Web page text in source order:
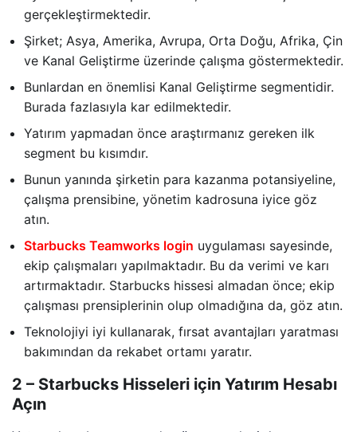
gerçekleştirmektedir.
Şirket; Asya, Amerika, Avrupa, Orta Doğu, Afrika, Çin
ve Kanal Geliştirme üzerinde çalışma göstermektedir.
Bunlardan en önemlisi Kanal Geliştirme segmentidir.
Burada fazlasıyla kar edilmektedir.
Yatırım yapmadan önce araştırmanız gereken ilk
segment bu kısımdır.
Bunun yanında şirketin para kazanma potansiyeline,
çalışma prensibine, yönetim kadrosuna iyice göz
atın.
Starbucks Teamworks login uygulaması sayesinde,
ekip çalışmaları yapılmaktadır. Bu da verimi ve karı
artırmaktadır. Starbucks hissesi almadan önce; ekip
çalışması prensiplerinin olup olmadığına da, göz atın.
Teknolojiyi iyi kullanarak, fırsat avantajları yaratması
bakımından da rekabet ortamı yaratır.
2 – Starbucks Hisseleri için Yatırım Hesabı
Açın